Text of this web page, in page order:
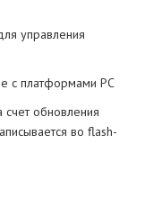
управления
с платформами PC
обновления
во flash-